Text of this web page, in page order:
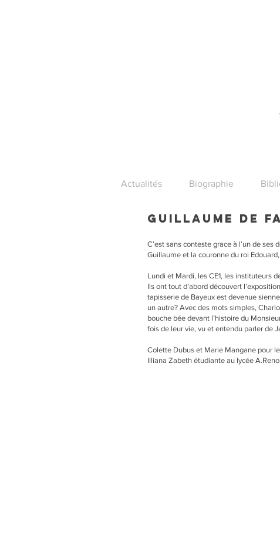
Guillaume de
C’est sans conteste grace à l’un de ses
Guillaume et la couronne du roi
Lundi et Mardi, les CE1, les instituteurs
Ils ont tout d’abord découvert
tapisserie de Bayeux est devenue
un autre? Avec des mots simples,
bouche bée devant l’histoire du
fois de leur vie, vu et entendu parler de
Colette Dubus et Marie Mangane pour
Illiana Zabeth étudiante au lycée
Actualités Biographie